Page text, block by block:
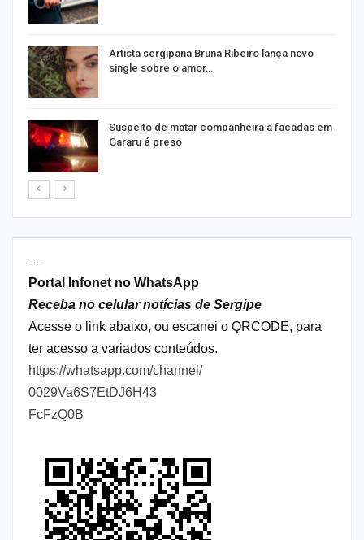
Artista sergipana Bruna Ribeiro lança novo
single sobre o amor…
Suspeito de matar companheira a facadas em
Gararu é preso
----
Portal Infonet no WhatsApp
Receba no celular notícias de Sergipe
Acesse o link abaixo, ou escanei o QRCODE, para
ter acesso a variados conteúdos.
https://whatsapp.com/channel/
0029Va6S7EtDJ6H43
FcFzQ0B